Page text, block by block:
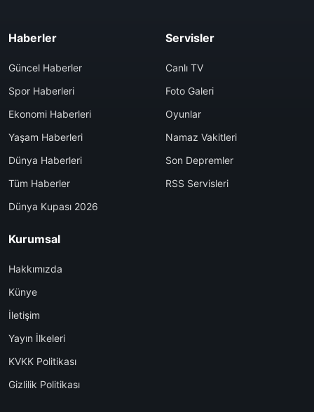
Haberler
Güncel Haberler
Spor Haberleri
Ekonomi Haberleri
Yaşam Haberleri
Dünya Haberleri
Tüm Haberler
Dünya Kupası 2026
Servisler
Canlı TV
Foto Galeri
Oyunlar
Namaz Vakitleri
Son Depremler
RSS Servisleri
Kurumsal
Hakkımızda
Künye
İletişim
Yayın İlkeleri
KVKK Politikası
Gizlilik Politikası